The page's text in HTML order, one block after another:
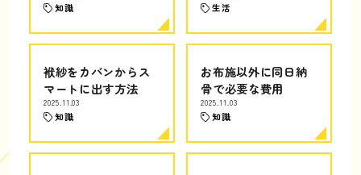
知識 生活
袱紗をカバンからス
マートに出す方法
2025.11.03
知識
お布施以外に同日納
骨で必要な費用
2025.11.03
知識